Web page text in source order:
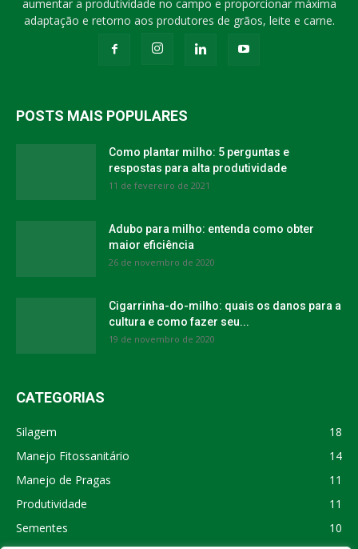
aumentar a produtividade no campo e proporcionar máxima
adaptação e retorno aos produtores de grãos, leite e carne.
POSTS MAIS POPULARES
Como plantar milho: 5 perguntas e
respostas para alta produtividade
11 de fevereiro de 2021
Adubo para milho: entenda como obter
maior eficiência
26 de novembro de 2020
Cigarrinha-do-milho: quais os danos para a
cultura e como fazer seu...
19 de novembro de 2020
CATEGORIAS
Silagem
18
Manejo Fitossanitário
14
Manejo de Pragas
11
Produtividade
11
Sementes
10